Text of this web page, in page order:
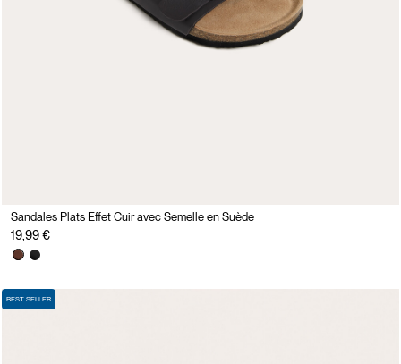
Sandales Plats Effet Cuir avec Semelle en Suède
19,99 €
BEST SELLER